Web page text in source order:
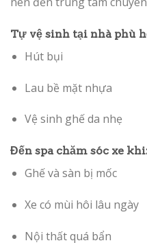
Tự vệ sinh tại nhà phù
Hút bụi
Lau bề mặt nhựa
Vệ sinh ghế da nhẹ
Đến spa chăm sóc xe
Ghế và sàn bị mốc
Xe có mùi hôi lâu ngày
Nội thất quá bẩn